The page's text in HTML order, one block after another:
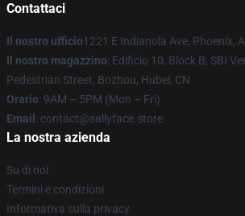
Contattaci
Il nostro ufficio1221 E Indianola Ave, Phoenix,
Il nostro magazzino: Edificio 10, Block B, SBI
Pedestrian Street, Bozhou, Hubei, CN
Orario: 9AM – 5PM (Mon – Fri)
Email : contact@sallyface.store
La nostra azienda
Su di noi
Termini e condizioni
Informativa sulla privacy